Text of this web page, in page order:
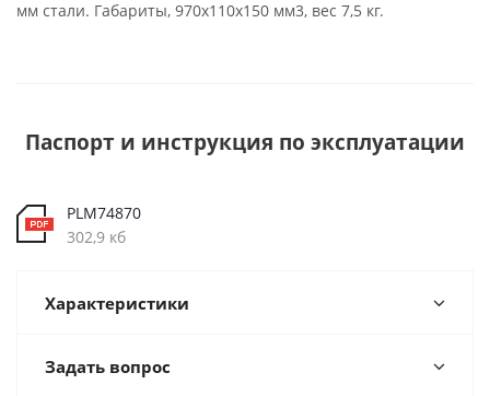
мм стали. Габариты, 970х110х150 мм3, вес 7,5 кг.
Паспорт и инструкция по эксплуатации
PLM74870
302,9 кб
Характеристики
Задать вопрос